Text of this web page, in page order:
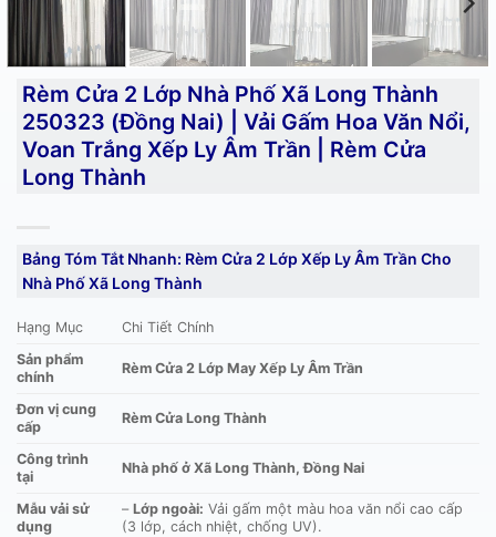
Rèm Cửa 2 Lớp Nhà Phố Xã Long Thành
250323 (Đồng Nai) | Vải Gấm Hoa Văn Nổi,
Voan Trắng Xếp Ly Âm Trần | Rèm Cửa
Long Thành
Bảng Tóm Tắt Nhanh: Rèm Cửa 2 Lớp Xếp Ly Âm Trần Cho
Nhà Phố Xã Long Thành
Hạng Mục
Chi Tiết Chính
Sản phẩm
chính
Rèm Cửa 2 Lớp May Xếp Ly Âm Trần
Đơn vị cung
cấp
Rèm Cửa Long Thành
Công trình
tại
Nhà phố ở Xã Long Thành, Đồng Nai
Mẫu vải sử
dụng
–Lớp ngoài: Vải gấm một màu hoa văn nổi cao cấp
(3 lớp, cách nhiệt, chống UV).